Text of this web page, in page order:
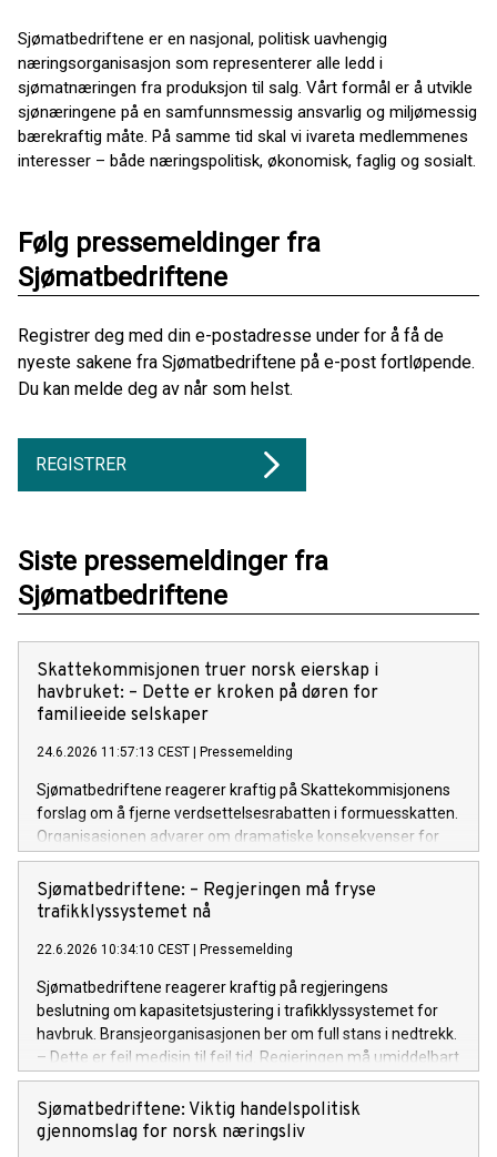
Sjømatbedriftene er en nasjonal, politisk uavhengig
næringsorganisasjon som representerer alle ledd i
sjømatnæringen fra produksjon til salg. Vårt formål er å utvikle
sjønæringene på en samfunnsmessig ansvarlig og miljømessig
bærekraftig måte. På samme tid skal vi ivareta medlemmenes
interesser – både næringspolitisk, økonomisk, faglig og sosialt.
Følg pressemeldinger fra
Sjømatbedriftene
Registrer deg med din e-postadresse under for å få de
nyeste sakene fra Sjømatbedriftene på e-post fortløpende.
Du kan melde deg av når som helst.
REGISTRER
Siste pressemeldinger fra
Sjømatbedriftene
Skattekommisjonen truer norsk eierskap i
havbruket: – Dette er kroken på døren for
familieeide selskaper
24.6.2026 11:57:13 CEST Pressemelding
Sjømatbedriftene reagerer kraftig på Skattekommisjonens
forslag om å fjerne verdsettelsesrabatten i formuesskatten.
Organisasjonen advarer om dramatiske konsekvenser for
mindre, familieeide havbruksselskaper langs kysten.
Sjømatbedriftene: – Regjeringen må fryse
trafikklyssystemet nå
22.6.2026 10:34:10 CEST Pressemelding
Sjømatbedriftene reagerer kraftig på regjeringens
beslutning om kapasitetsjustering i trafikklyssystemet for
havbruk. Bransjeorganisasjonen ber om full stans i nedtrekk.
– Dette er feil medisin til feil tid. Regjeringen må umiddelbart
fryse trafikklyssystemet i alle områder unntatt de grønne,
sier administrerende direktør Robert H. Eriksson.
Sjømatbedriftene: Viktig handelspolitisk
gjennomslag for norsk næringsliv